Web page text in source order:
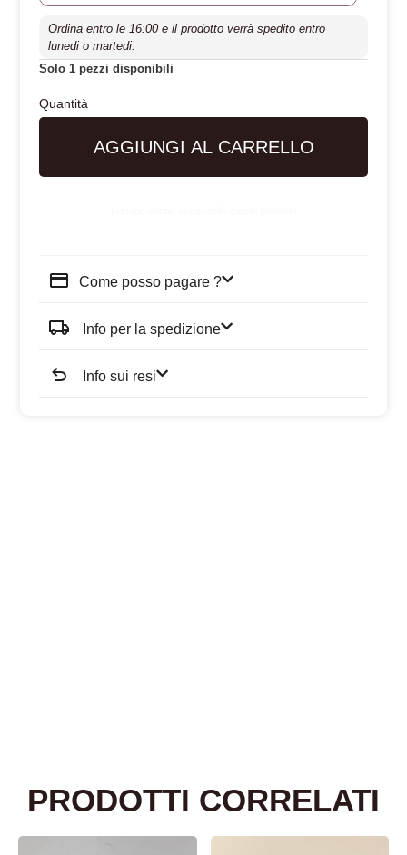
Ordina entro le 16:00 e il prodotto verrà spedito entro
lunedi o martedi.
Solo 1 pezzi disponibili
AGGIUNGI AL CARRELLO
Come posso pagare ?
Info per la spedizione
Info sui resi
PRODOTTI CORRELATI